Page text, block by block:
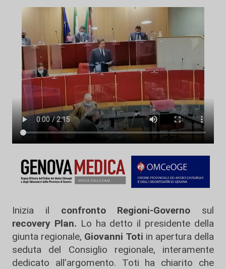
Inizia il confronto Regioni-Governo sul
recovery Plan. Lo ha detto il presidente della
giunta regionale, Giovanni Toti in apertura della
seduta del Consiglio regionale, interamente
dedicato all’argomento. Toti ha chiarito che